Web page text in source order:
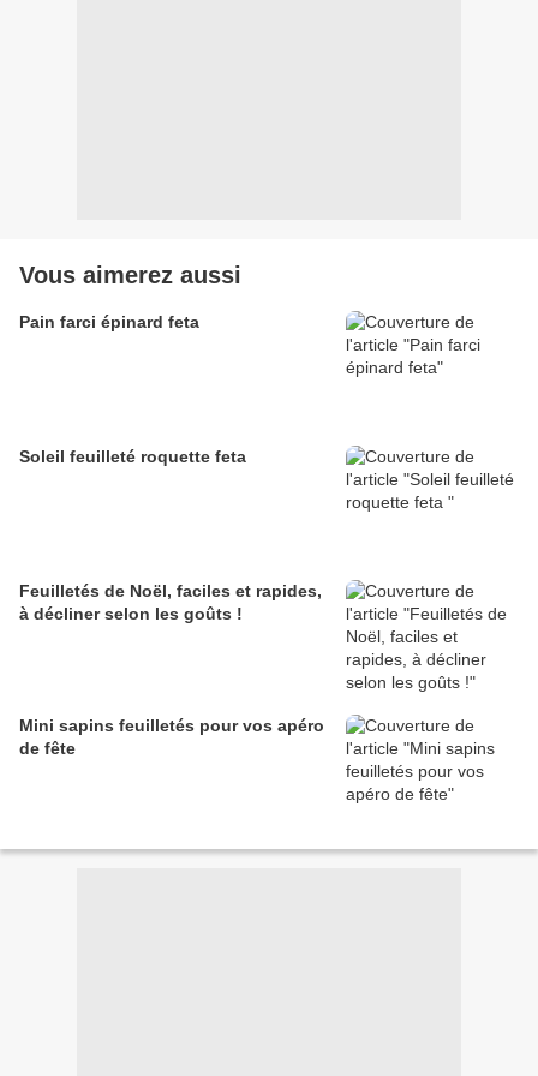
Vous aimerez aussi
Pain farci épinard feta
Soleil feuilleté roquette feta
Feuilletés de Noël, faciles et rapides,
à décliner selon les goûts !
Mini sapins feuilletés pour vos apéro
de fête